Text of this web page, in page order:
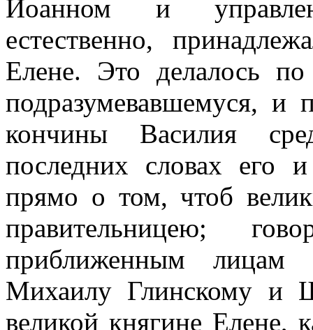
Иоанном и
естественно,
Елене. Это делалось
подразумевавшемуся, и
кончины Василия
последних словах его
прямо о том, чтоб
правительницею;
приближенным
Михаилу Глинскому и
великой княгине Елене,